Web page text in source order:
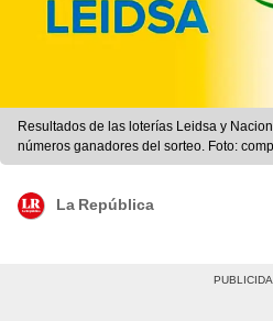
Resultados de las loterías Leidsa y
números ganadores del sorteo. Foto:
Nacional Dominicana
La República